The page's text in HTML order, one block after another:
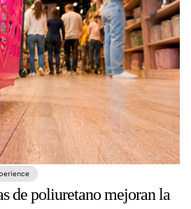
de poliuretano mejoran la